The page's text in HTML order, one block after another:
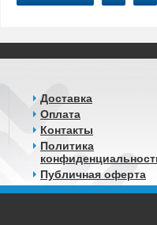
Доставка
Оплата
Контакты
Политика
Публичная оферта